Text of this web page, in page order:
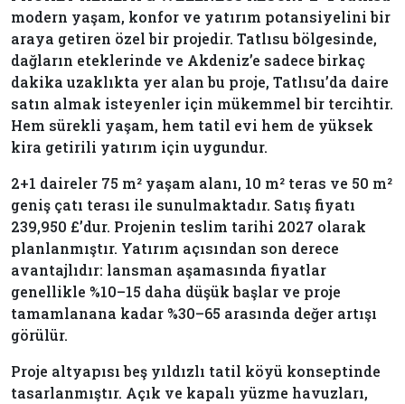
modern yaşam, konfor ve yatırım potansiyelini bir
araya getiren özel bir projedir. Tatlısu bölgesinde,
dağların eteklerinde ve Akdeniz’e sadece birkaç
dakika uzaklıkta yer alan bu proje, Tatlısu’da daire
satın almak isteyenler için mükemmel bir tercihtir.
Hem sürekli yaşam, hem tatil evi hem de yüksek
kira getirili yatırım için uygundur.
2+1 daireler 75 m² yaşam alanı, 10 m² teras ve 50 m²
geniş çatı terası ile sunulmaktadır. Satış fiyatı
239,950 £’dur. Projenin teslim tarihi 2027 olarak
planlanmıştır. Yatırım açısından son derece
avantajlıdır: lansman aşamasında fiyatlar
genellikle %10–15 daha düşük başlar ve proje
tamamlanana kadar %30–65 arasında değer artışı
görülür.
Proje altyapısı beş yıldızlı tatil köyü konseptinde
tasarlanmıştır. Açık ve kapalı yüzme havuzları,